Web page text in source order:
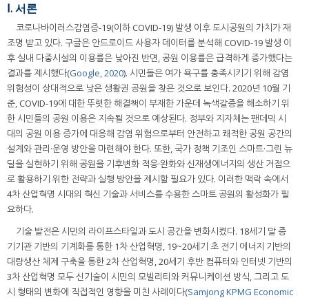
Ⅰ. 서론
코로나바이러스감염증-19(이하 COVID-19) 발생 이후 도시공원의 가치가 재
조명 받고 있다. 구글은 안드로이드 사용자 데이터를 분석해 COVID-19 발생 이
후 실내 다중시설의 이용률은 낮아진 반면, 공원 이용률은 급격하게 증가했다는
결과를 제시했다(Google, 2020). 시민들은 여가 욕구를 충족시키기 위해 감염
위험성이 상대적으로 낮은 생활권 공원을 찾은 것으로 보인다. 2020년 10월 기
준, COVID-19에 대한 뚜렷한 해결책이 부재한 가운데 녹색갈증을 해소하기 위
한 시민들의 공원 이용은 지속될 것으로 예상된다. 정부와 지자체는 팬데믹 시
대의 공원 이용 증가에 대응해 감염 위험으로부터 안전하고 쾌적한 공원 공간의
설계와 관리·운영 방안을 마련해야 한다. 또한, 국가 정책 기조인 스마트·그린 뉴
딜을 실현하기 위해 공원을 기후변화 적응·완화와 신재생에너지의 생산 거점으
로 활용하기 위한 전략과 실행 방안을 제시할 필요가 있다. 이러한 맥락 속에서
4차 산업혁명 시대의 혁신 기술과 서비스를 수용한 스마트 공원의 활성화가 필
요하다.
기술 발전은 시민의 라이프스타일과 도시 공간을 변화시켰다. 18세기 말 증
기기관 기반의 기계화를 통한 1차 산업혁명, 19~20세기 초 전기 에너지 기반의
대량생산 체제 구축을 통한 2차 산업혁명, 20세기 후반 컴퓨터와 인터넷 기반의
3차 산업혁명 모두 신기술이 시민의 모빌리티와 커뮤니케이션 방식, 그리고 도
시 형태의 변화에 직접적인 영향을 미친 사례이다(Samjong KPMG Economic